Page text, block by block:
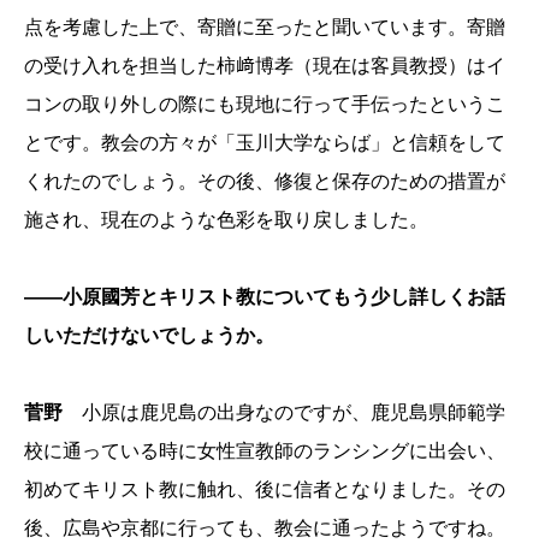
点を考慮した上で、寄贈に至ったと聞いています。寄贈
の受け入れを担当した柿﨑博孝（現在は客員教授）はイ
コンの取り外しの際にも現地に行って手伝ったというこ
とです。教会の方々が「玉川大学ならば」と信頼をして
くれたのでしょう。その後、修復と保存のための措置が
施され、現在のような色彩を取り戻しました。
――小原國芳とキリスト教についてもう少し詳しくお話
しいただけないでしょうか。
菅野 小原は鹿児島の出身なのですが、鹿児島県師範学
校に通っている時に女性宣教師のランシングに出会い、
初めてキリスト教に触れ、後に信者となりました。その
後、広島や京都に行っても、教会に通ったようですね。